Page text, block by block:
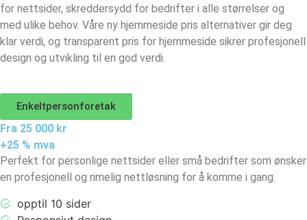
for nettsider, skreddersydd for bedrifter i alle størrelser og
med ulike behov. Våre ny hjemmeside pris alternativer gir deg
klar verdi, og transparent pris for hjemmeside sikrer profesjonell
design og utvikling til en god verdi.
Enkeltpersonforetak
Fra 25 000 kr
+25 % mva
Perfekt for personlige nettsider eller små bedrifter som ønsker
en profesjonell og rimelig nettløsning for å komme i gang.
opptil 10 sider